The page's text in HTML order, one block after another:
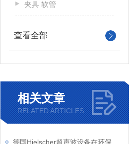
夹具 软管
查看全部
相关文章
RELATED ARTICLES